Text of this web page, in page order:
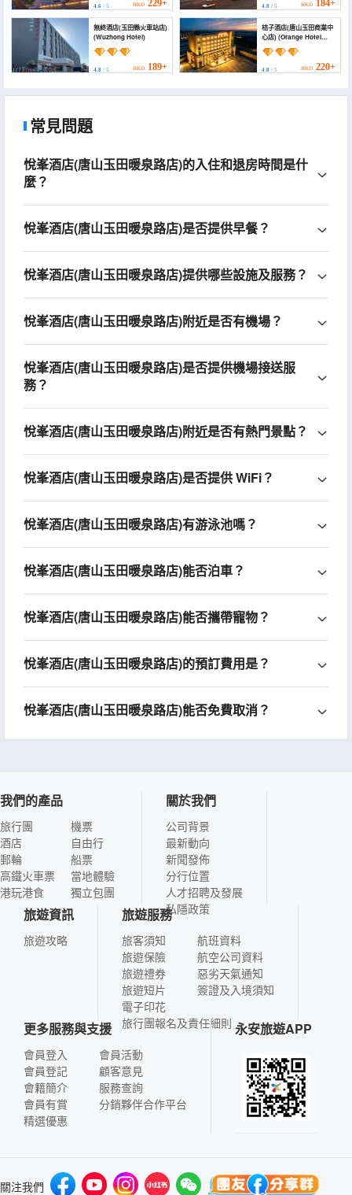
4.6 / 5 HKD 229+ 4.8/ 5 HKD 184+
無終酒店(玉田縣火車站店)
(Wuzhong Hotel)
4.8 / 5 HKD 189+
桔子酒店(唐山玉田商業中
心店) (Orange Hotel
(Tangshan Yutian
Commercial Center))
4.8/ 5 HKD 220+
常見問題
悅峯酒店(唐山玉田暖泉路店)的入住和退房時間是什
麼？
悅峯酒店(唐山玉田暖泉路店)是否提供早餐？
悅峯酒店(唐山玉田暖泉路店)提供哪些設施及服務？
悅峯酒店(唐山玉田暖泉路店)附近是否有機場？
悅峯酒店(唐山玉田暖泉路店)是否提供機場接送服
務？
悅峯酒店(唐山玉田暖泉路店)附近是否有熱門景點？
悅峯酒店(唐山玉田暖泉路店)是否提供 WiFi？
悅峯酒店(唐山玉田暖泉路店)有游泳池嗎？
悅峯酒店(唐山玉田暖泉路店)能否泊車？
悅峯酒店(唐山玉田暖泉路店)能否攜帶寵物？
悅峯酒店(唐山玉田暖泉路店)的預訂費用是？
悅峯酒店(唐山玉田暖泉路店)能否免費取消？
我們的產品
旅行團
酒店
郵輪
高鐵火車票
港玩港食
機票
自由行
船票
當地體驗
獨立包團
關於我們
公司背景
最新動向
新聞發佈
分行位置
人才招聘及發展
私隱政策
旅遊資訊
旅遊攻略
旅遊服務
旅客須知
旅遊保險
旅遊禮券
旅遊短片
電子印花
航班資料
航空公司資料
惡劣天氣通知
簽證及入境須知
旅行團報名及責任細則
更多服務與支援
會員登入
會員登記
會籍簡介
會員有賞
精選優惠
會員活動
顧客意見
服務查詢
分銷夥伴合作平台
永安旅遊APP
關注我們